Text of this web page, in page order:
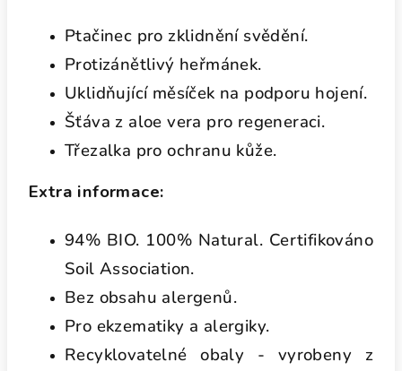
Ptačinec pro zklidnění svědění.
Protizánětlivý heřmánek.
Uklidňující měsíček na podporu hojení.
Šťáva z aloe vera pro regeneraci.
Třezalka pro ochranu kůže.
Extra informace:
94% BIO. 100% Natural. Certifikováno
Soil Association.
Bez obsahu alergenů.
Pro ekzematiky a alergiky.
Recyklovatelné obaly - vyrobeny z